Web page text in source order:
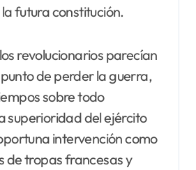
futura constitución.
revolucionarios parecían
de perder la guerra,
sobre todo
superioridad del ejército
intervención como
de tropas francesas y